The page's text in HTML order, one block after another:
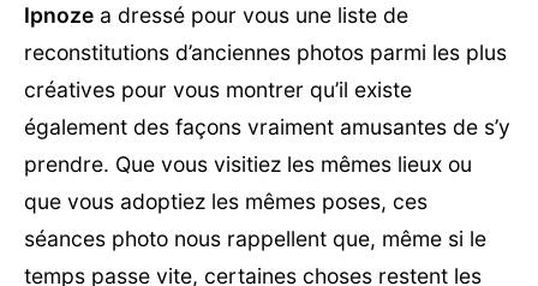
Ipnoze a dressé pour vous une liste de
reconstitutions d’anciennes photos parmi les plus
créatives pour vous montrer qu’il existe
également des façons vraiment amusantes de s’y
prendre. Que vous visitiez les mêmes lieux ou
que vous adoptiez les mêmes poses, ces
séances photo nous rappellent que, même si le
temps passe vite, certaines choses restent les